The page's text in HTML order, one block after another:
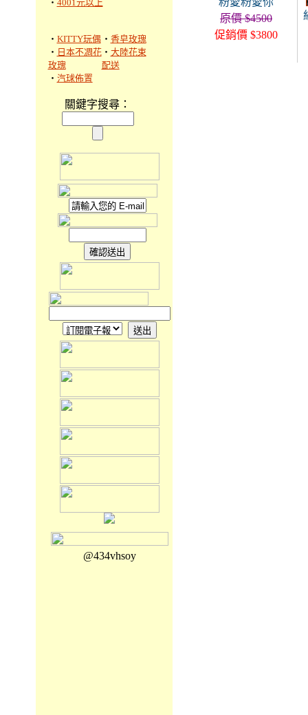
‧ 4001元以上
‧ KITTY玩偶 ‧ 香皂玫瑰
‧ 日本不凋花
玫瑰
‧ 大陸花束
配送
‧ 汽球佈置
關鍵字搜尋：
@434vhsoy
原價 $4500
促銷價 $3800